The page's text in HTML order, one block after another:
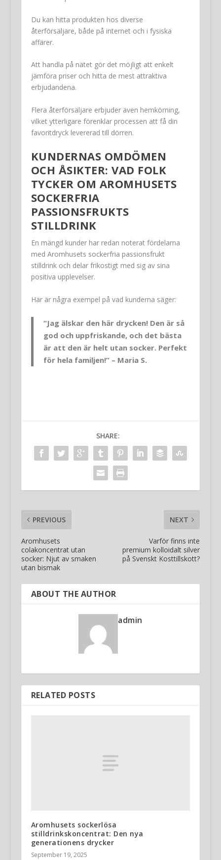
Du kan hitta produkten hos diverse
återförsäljare, både på internet och i fysiska
affärer.
Att handla på nätet gör det möjligt att enkelt
jämföra priser och hitta de mest attraktiva
erbjudandena.
Flera återförsäljare erbjuder även hemkörning,
vilket ytterligare förenklar processen att få din
favoritdryck levererad till dörren.
KUNDERNAS OMDÖMEN
OCH ÅSIKTER: VAD FOLK
TYCKER OM AROMHUSETS
SOCKERFRIA
PASSIONSFRUKTS
STILLDRINK
En mängd kunder har redan noterat fördelarna
med Aromhusets sockerfria passionsfrukt
stilldrink och delar frikostigt med sig av sina
positiva upplevelser.
Här är några exempel på vad kunderna säger:
“Jag älskar den här drycken! Den är så
god och uppfriskande, och det bästa
är att den är helt utan socker. Perfekt
för hela familjen!” – Maria S.
SHARE:
PREVIOUS
Aromhusets
colakoncentrat utan
socker: Njut av smaken
utan bismak
NEXT
Varför finns inte
premium kolloidalt silver
på Svenskt Kosttillskott?
ABOUT THE AUTHOR
admin
RELATED POSTS
Aromhusets sockerlösa
stilldrinkskoncentrat: Den nya
generationens drycker
September 19, 2025